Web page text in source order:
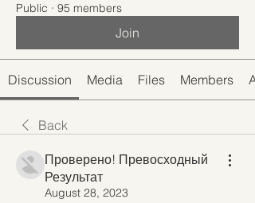
Public · 95 members
Join
Discussion Media Files Members
Back
Проверено! Превосходный
Результат
August 28, 2023